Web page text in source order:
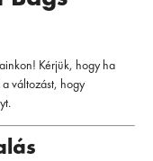
Kérjük, hogy ha
a változást, hogy